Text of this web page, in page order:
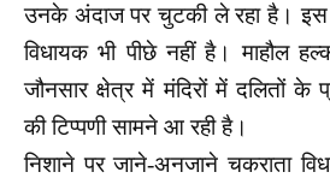
उनके अंदाज पर चुटकी ले रहा है। इस
विधायक भी पीछे नहीं है। माहौल
जौनसार क्षेत्र में मंदिरों में दलितों के
की टिप्पणी सामने आ रही है।
निशाने पर जाने-अनजाने चकराता